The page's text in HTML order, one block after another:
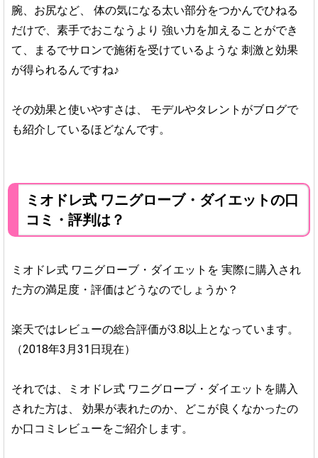
腕、お尻など、
体の気になる太い部分をつかんでひねる
だけで、素手でおこなうより 強い力を加えることができ
て、まるでサロンで施術を受けているような 刺激と効果
が得られるんですね♪
その効果と使いやすさは、
モデルやタレントがブログで
も紹介しているほどなんです。
ミオドレ式 ワニグローブ・ダイエットの口
コミ・評判は？
ミオドレ式 ワニグローブ・ダイエットを 実際に購入され
た方の満足度・評価はどうなのでしょうか？
楽天ではレビューの総合評価が3.8以上となっています。
（2018年3月31日現在）
それでは、ミオドレ式 ワニグローブ・ダイエットを購入
された方は、
効果が表れたのか、どこが良くなかったの
か口コミレビューをご紹介します。